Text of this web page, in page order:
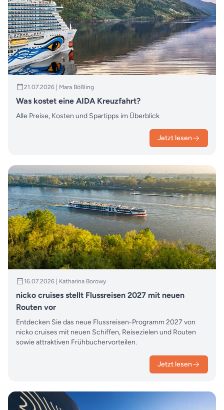
21.07.2026 | Mara Bößling
Was kostet eine AIDA Kreuzfahrt?
Alle Preise, Kosten und Spartipps im Überblick
Jetzt lesen
16.07.2026 | Katharina Borowy
nicko cruises stellt Flussreisen 2027 mit neuen
Routen vor
Entdecken Sie das neue Flussreisen-Programm 2027 von
nicko cruises mit neuen Schiffen, Reisezielen und Routen
sowie attraktiven Frühbuchervorteilen.
Jetzt lesen